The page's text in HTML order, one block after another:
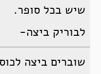
שיש בכל סופר.
לבוריק ביצה-
שוברים ביצה